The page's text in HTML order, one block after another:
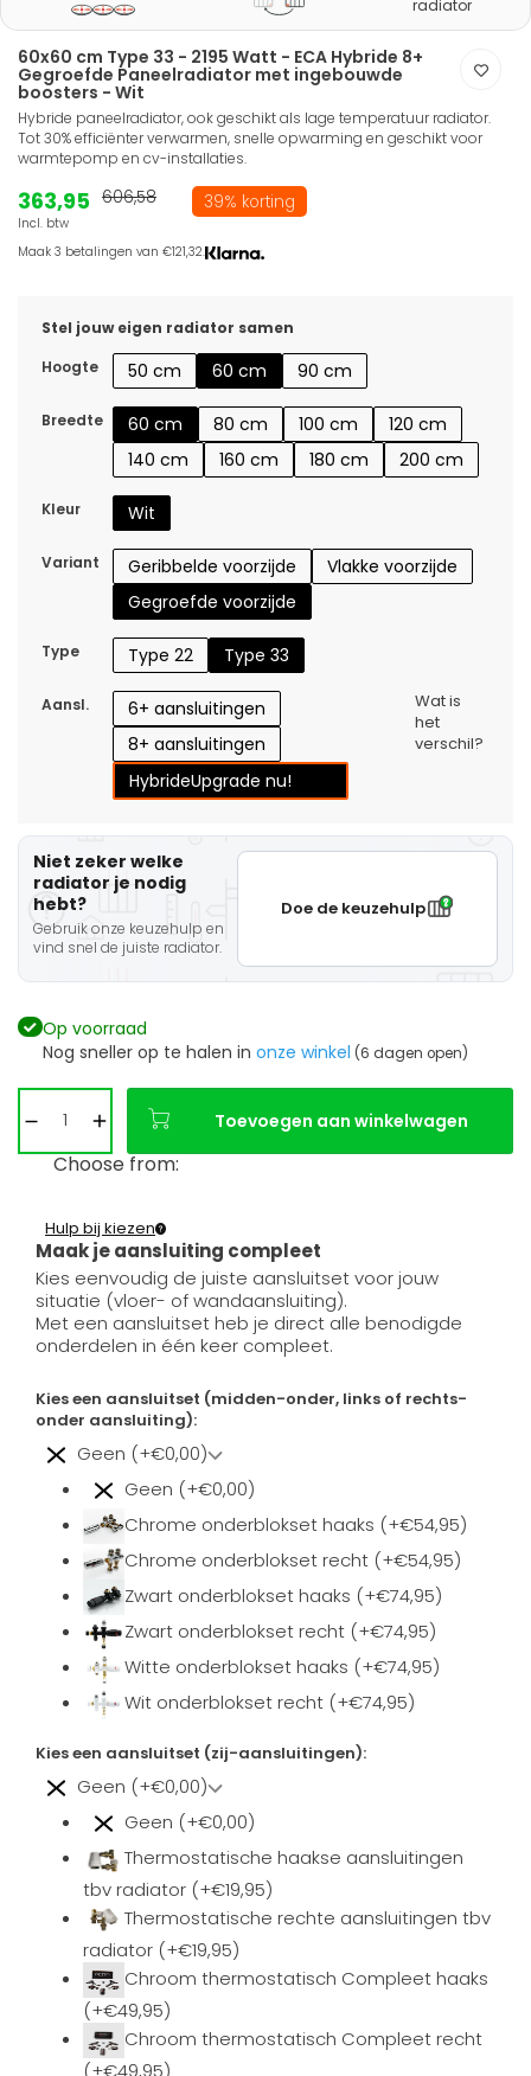
radiator
60x60 cm Type 33 - 2195 Watt - ECA Hybride 8+
Gegroefde Paneelradiator met ingebouwde
boosters - Wit
Hybride paneelradiator, ook geschikt als lage temperatuur radiator.
Tot 30% efficiënter verwarmen, snelle opwarming en geschikt voor
warmtepomp en cv-installaties.
363,95
Incl. btw
606,58 39% korting
Maak 3 betalingen van €121,32.
Stel jouw eigen radiator samen
Hoogte
50 cm 60 cm 90 cm
Breedte 60 cm 80 cm 100 cm
120 cm
140 cm
160 cm 180 cm 200 cm
Kleur Wit
Variant Geribbelde voorzijde
Vlakke voorzijde
Gegroefde voorzijde
Type Type 22 Type 33
Aansl.
6+ aansluitingen
8+ aansluitingen
HybrideUpgrade nu!
Wat is
het
verschil?
Niet zeker welke
radiator je nodig
hebt?
Gebruik onze keuzehulp en
vind snel de juiste radiator.
Doe de keuzehulp
Op voorraad
Nog sneller op te halen in onze winkel (6 dagen open)
Toevoegen aan winkelwagen
Choose from:
Maak je aansluiting compleet
Hulp bij kiezen
Kies eenvoudig de juiste aansluitset voor jouw
situatie (vloer- of wandaansluiting).
Met een aansluitset heb je direct alle benodigde
onderdelen in één keer compleet.
Kies een aansluitset (midden-onder, links of rechts-
onder aansluiting):
Geen (+€0,00)
Geen (+€0,00)
Chrome onderblokset haaks (+€54,95)
Chrome onderblokset recht (+€54,95)
Zwart onderblokset haaks (+€74,95)
Zwart onderblokset recht (+€74,95)
Witte onderblokset haaks (+€74,95)
Wit onderblokset recht (+€74,95)
Kies een aansluitset (zij-aansluitingen):
Geen (+€0,00)
Geen (+€0,00)
Thermostatische haakse aansluitingen
tbv radiator (+€19,95)
Thermostatische rechte aansluitingen tbv
radiator (+€19,95)
Chroom thermostatisch Compleet haaks
(+€49,95)
Chroom thermostatisch Compleet recht
(+€49,95)